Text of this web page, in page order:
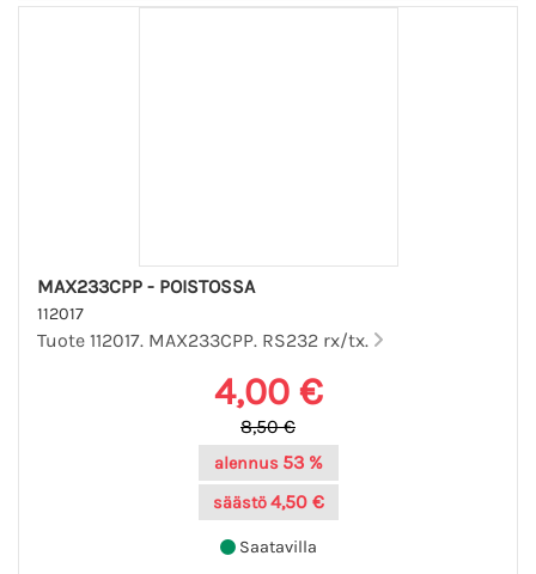
MAX233CPP - POISTOSSA
112017
Tuote 112017. MAX233CPP. RS232 rx/tx.
4,00 €
8,50 €
alennus 53 %
säästö 4,50 €
Saatavilla